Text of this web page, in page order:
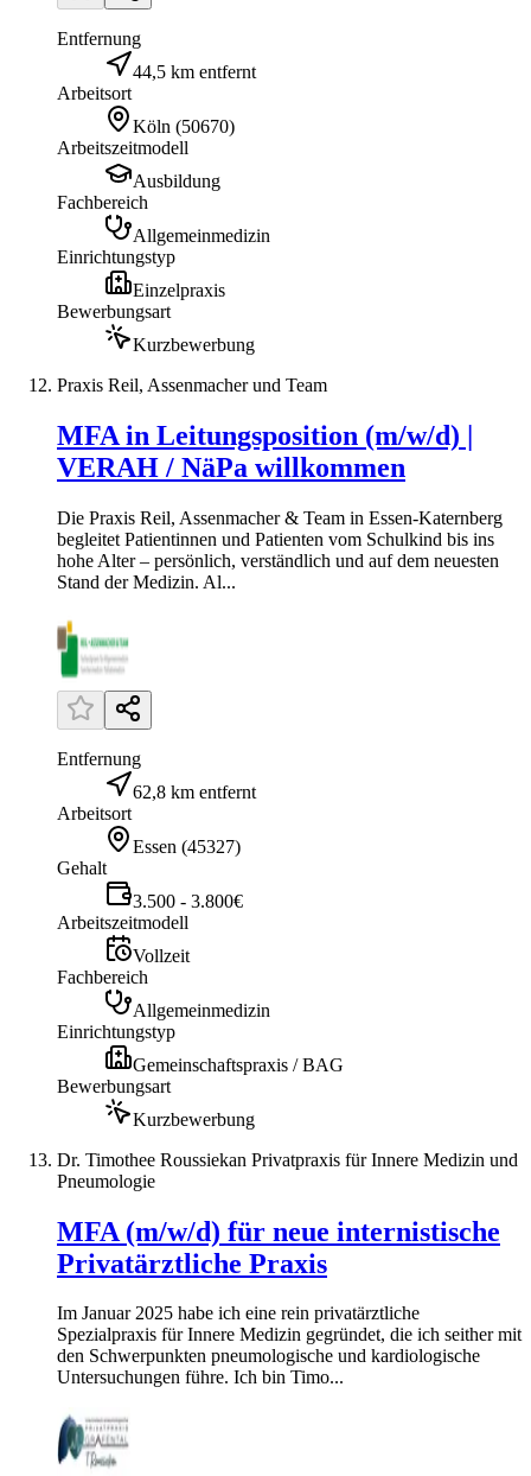
Entfernung
44,5 km entfernt
Arbeitsort
Köln (50670)
Arbeitszeitmodell
Ausbildung
Fachbereich
Allgemeinmedizin
Einrichtungstyp
Einzelpraxis
Bewerbungsart
Kurzbewerbung
Praxis Reil, Assenmacher und Team
MFA in Leitungsposition (m/w/d) |
VERAH / NäPa willkommen
Die Praxis Reil, Assenmacher & Team in Essen-Katernberg
begleitet Patientinnen und Patienten vom Schulkind bis ins
hohe Alter – persönlich, verständlich und auf dem neuesten
Stand der Medizin. Al...
Entfernung
62,8 km entfernt
Arbeitsort
Essen (45327)
Gehalt
3.500 - 3.800€
Arbeitszeitmodell
Vollzeit
Fachbereich
Allgemeinmedizin
Einrichtungstyp
Gemeinschaftspraxis / BAG
Bewerbungsart
Kurzbewerbung
Dr. Timothee Roussiekan Privatpraxis für Innere Medizin und
Pneumologie
MFA (m/w/d) für neue internistische
Privatärztliche Praxis
Im Januar 2025 habe ich eine rein privatärztliche
Spezialpraxis für Innere Medizin gegründet, die ich seither mit
den Schwerpunkten pneumologische und kardiologische
Untersuchungen führe. Ich bin Timo...